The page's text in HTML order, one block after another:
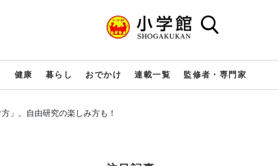
健康 暮らし おでかけ 連載一覧 監修者・専門家
」。自由研究の楽しみ方も！